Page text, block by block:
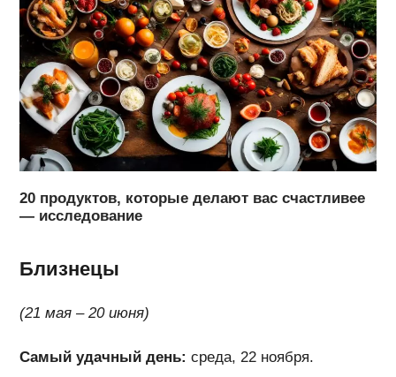
20 продуктов, которые делают вас счастливее
— исследование
Близнецы
(21 мая – 20 июня)
Самый удачный день: среда, 22 ноября.